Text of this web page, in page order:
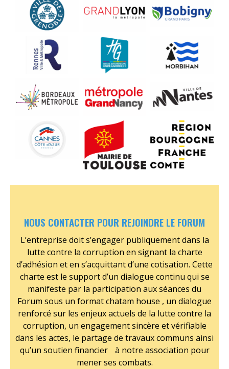
Aucune
légende
Aucune
légende
Aucune
légende
Aucune
légende
Aucune
légende
Aucune
légende
Aucune
légende
Aucune
légende
Aucune
légende
Aucune
légende
Aucune
légende
Aucune
légende
NOUS CONTACTER POUR REJOINDRE LE FORUM
L’entreprise doit s’engager publiquement dans la
lutte contre la corruption en signant la charte
d’adhésion et en s’acquittant d’une cotisation. Cette
charte est le support d’un dialogue continu qui se
manifeste par la participation aux séances du
Forum sous un format chatam house , un dialogue
renforcé sur les enjeux actuels de la lutte contre la
corruption, un engagement sincère et vérifiable
dans les actes, le partage de travaux communs ainsi
qu’un soutien financier à notre association pour
mener ses combats.